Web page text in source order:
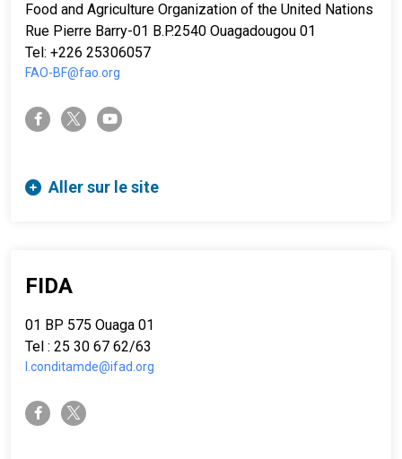
Food and Agriculture Organization of the United Nations
Rue Pierre Barry-01 B.P.2540 Ouagadougou 01
Tel: +226 25306057
FAO-BF@fao.org
facebook-ftwitter-xyoutube
Aller sur le site
FIDA
01 BP 575 Ouaga 01
Tel : 25 30 67 62/63
l.conditamde@ifad.org
facebook-ftwitter-x